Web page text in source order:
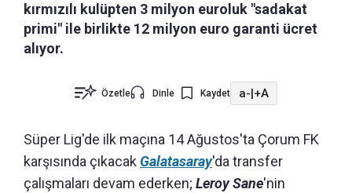
kırmızılı kulüpten 3 milyon euroluk "sadakat
primi" ile birlikte 12 milyon euro garanti ücret
alıyor.
Özetle Dinle Kaydet a-|+A
Süper Lig'de ilk maçına 14 Ağustos'ta Çorum FK
karşısında çıkacak Galatasaray'da transfer
çalışmaları devam ederken; Leroy Sane'nin